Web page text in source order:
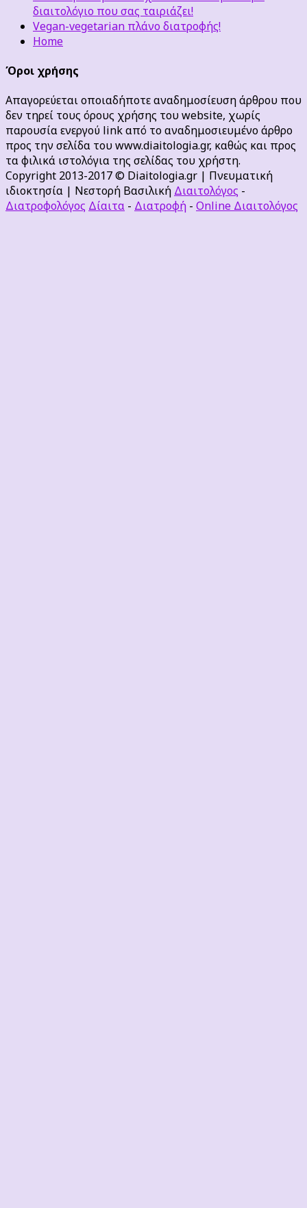
διαιτολόγιο που σας ταιριάζει!
Vegan-vegetarian πλάνο διατροφής!
Home
Όροι χρήσης
Απαγορεύεται οποιαδήποτε αναδημοσίευση άρθρου που
δεν τηρεί τους όρους χρήσης του website, χωρίς
παρουσία ενεργού link από το αναδημοσιευμένο άρθρο
προς την σελίδα του www.diaitologia.gr, καθώς και προς
τα φιλικά ιστολόγια της σελίδας του χρήστη.
Copyright 2013-2017 © Diaitologia.gr | Πνευματική
ιδιοκτησία | Νεστορή Βασιλική Διαιτολόγος -
Διατροφολόγος Δίαιτα - Διατροφή - Online Διαιτολόγος